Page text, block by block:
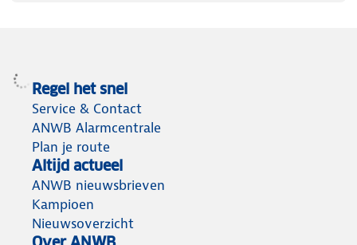
Regel het snel
Service & Contact
ANWB Alarmcentrale
Plan je route
Altijd actueel
ANWB nieuwsbrieven
Kampioen
Nieuwsoverzicht